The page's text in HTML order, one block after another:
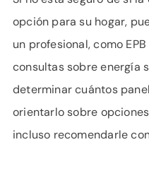
opción para su hogar,
un profesional, como
consultas sobre energía
determinar cuántos
orientarlo sobre
incluso recomendarle